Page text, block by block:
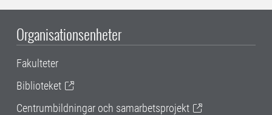
Organisationsenheter
Fakulteter
Biblioteket
Centrumbildningar och samarbetsprojekt